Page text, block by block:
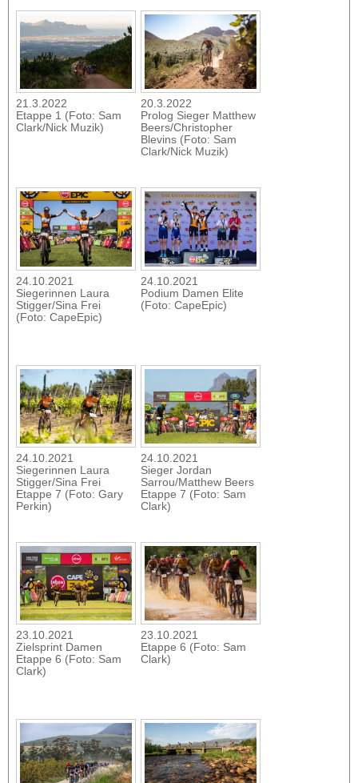
21.3.2022
Etappe 1 (Foto: Sam
Clark/Nick Muzik)
20.3.2022
Prolog Sieger Matthew
Beers/Christopher
Blevins (Foto: Sam
Clark/Nick Muzik)
24.10.2021
Siegerinnen Laura
Stigger/Sina Frei
(Foto: CapeEpic)
24.10.2021
Podium Damen Elite
(Foto: CapeEpic)
24.10.2021
Siegerinnen Laura
Stigger/Sina Frei
Etappe 7 (Foto: Gary
Perkin)
24.10.2021
Sieger Jordan
Sarrou/Matthew Beers
Etappe 7 (Foto: Sam
Clark)
23.10.2021
Zielsprint Damen
Etappe 6 (Foto: Sam
Clark)
23.10.2021
Etappe 6 (Foto: Sam
Clark)